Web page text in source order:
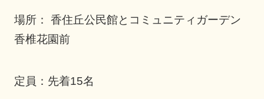
場所： 香住丘公民館とコミュニティガーデン
香椎花園前
定員：先着15名